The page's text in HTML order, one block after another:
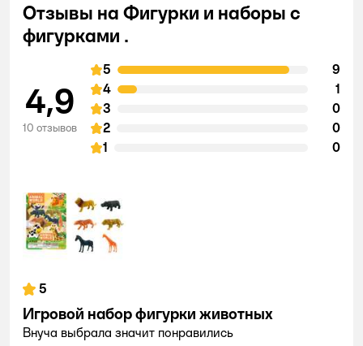
Отзывы на Фигурки и наборы с
фигурками .
4,9
10 отзывов
5
9
4
1
3
0
2
0
1
0
5
Игровой набор фигурки животных
Внуча выбрала значит понравились